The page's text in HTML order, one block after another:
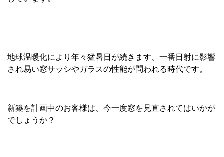
地球温暖化により年々猛暑日が続きます、一番日射に影響
され易い窓サッシやガラスの性能が問われる時代です。
新築を計画中のお客様は、今一度窓を見直されてはいかが
でしょうか？